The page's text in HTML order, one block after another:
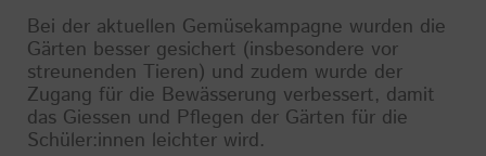
Bei der aktuellen Gemüsekampagne wurden die
Gärten besser gesichert (insbesondere vor
streunenden Tieren) und zudem wurde der
Zugang für die Bewässerung verbessert, damit
das Giessen und Pflegen der Gärten für die
Schüler:innen leichter wird.